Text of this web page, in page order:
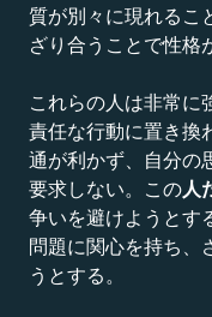
質が別々に現れるこ
ざり合うことで性格
これらの人は非常に
責任な行動に置き換
通が利かず、自分の
要求しない。この人
争いを避けようとす
問題に関心を持ち、
うとする。